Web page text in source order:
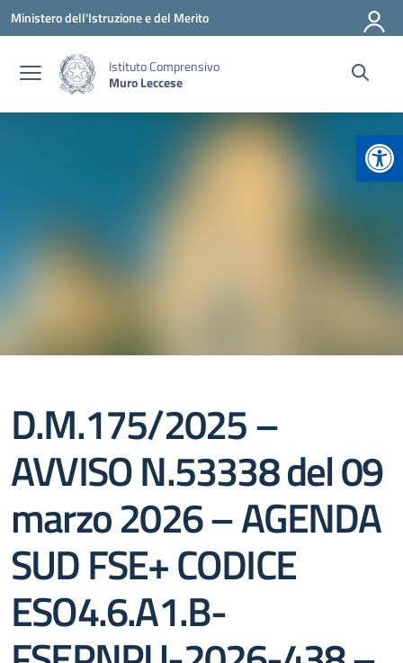
Vai ai contenuti
Vai al menu di navigazione
Vai al footer
Ministero dell'Istruzione e del Merito
Istituto Comprensivo
Muro Leccese
D.M.175/2025 –
AVVISO N.53338 del 09
marzo 2026 – AGENDA
SUD FSE+ CODICE
ESO4.6.A1.B-